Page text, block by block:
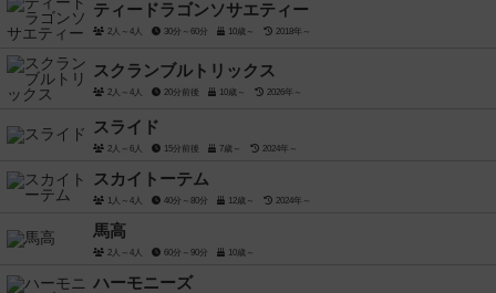
ティードラゴンソサエティー
2人～4人 30分～60分 10歳～ 2018年～
スクランブルトリックス
2人～4人 20分前後 10歳～ 2026年～
スライド
2人～6人 15分前後 7歳～ 2024年～
スカイトーテム
1人～4人 40分～80分 12歳～ 2024年～
馬高
2人～4人 60分～90分 10歳～
ハーモニーズ